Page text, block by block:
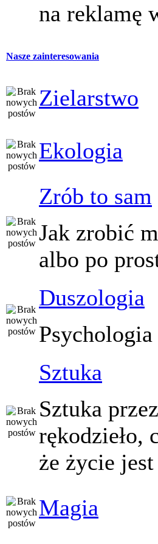
na reklamę
Nasze zainteresowania
Zielarstwo
Ekologia
Zrób to sam
Jak zrobić
albo po
Duszologia
Sztuka
Sztuka
rękodzieło,
że życie
Magia